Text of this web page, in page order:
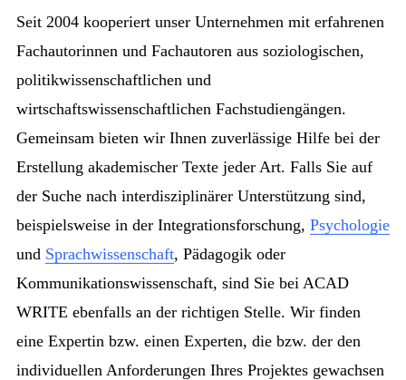
Seit 2004 kooperiert unser Unternehmen mit erfahrenen
Fachautorinnen und Fachautoren aus soziologischen,
politikwissenschaftlichen und
wirtschaftswissenschaftlichen Fachstudiengängen.
Gemeinsam bieten wir Ihnen zuverlässige Hilfe bei der
Erstellung akademischer Texte jeder Art. Falls Sie auf
der Suche nach interdisziplinärer Unterstützung sind,
beispielsweise in der Integrationsforschung, Psychologie
und Sprachwissenschaft, Pädagogik oder
Kommunikationswissenschaft, sind Sie bei ACAD
WRITE ebenfalls an der richtigen Stelle. Wir finden
eine Expertin bzw. einen Experten, die bzw. der den
individuellen Anforderungen Ihres Projektes gewachsen